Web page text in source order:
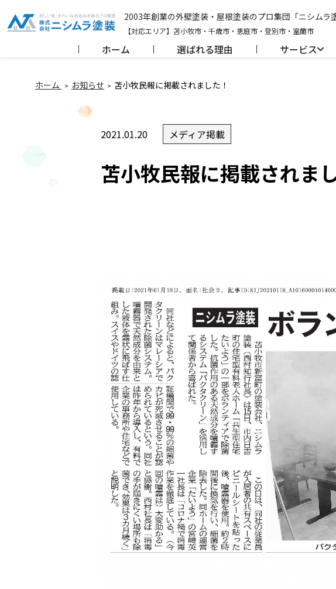
2003年創業の外壁塗装・屋根塗装のプロ集団「ニシムラ
【対応エリア】苫小牧市・千歳市・恵庭市・登別市・室蘭市
ホーム
選ばれる理由 サービス
ホーム お知らせ 苫小牧民報に掲載されました！
2021.01.20 メディア掲載
苫小牧民報に掲載されま